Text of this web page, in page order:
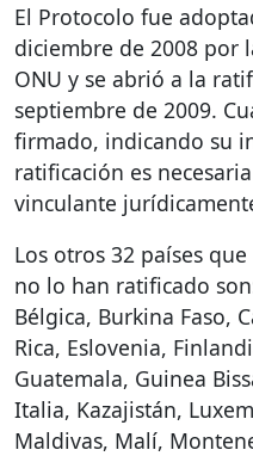
El Protocolo fue
diciembre de 2008 por
ONU y se abrió a la
septiembre de 2009.
firmado, indicando su
ratificación es
vinculante
Los otros 32 países
no lo han ratificado
Bélgica, Burkina Faso,
Rica, Eslovenia,
Guatemala, Guinea
Italia, Kazajistán,
Maldivas, Malí,